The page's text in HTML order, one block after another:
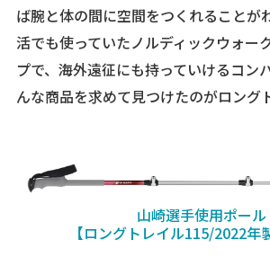
ば腕と体の間に空間をつくれることが
活でも使っていたノルディックウォー
プで、海外遠征にも持っていけるコン
んな商品を求めて見つけたのがロング
山崎選手使用ポール
【ロングトレイル115/2022年